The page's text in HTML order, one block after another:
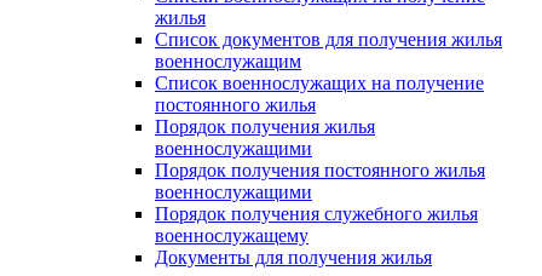
жилья
Список документов для получения жилья
военнослужащим
Список военнослужащих на получение
постоянного жилья
Порядок получения жилья
военнослужащими
Порядок получения постоянного жилья
военнослужащими
Порядок получения служебного жилья
военнослужащему
Документы для получения жилья